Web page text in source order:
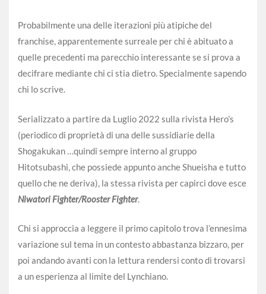
Probabilmente una delle iterazioni più atipiche del
franchise, apparentemente surreale per chi è abituato a
quelle precedenti ma parecchio interessante se si prova a
decifrare mediante chi ci stia dietro. Specialmente sapendo
chi lo scrive.
Serializzato a partire da Luglio 2022 sulla rivista Hero’s
(periodico di proprietà di una delle sussidiarie della
Shogakukan …quindi sempre interno al gruppo
Hitotsubashi, che possiede appunto anche Shueisha e tutto
quello che ne deriva), la stessa rivista per capirci dove esce
Niwatori Fighter/Rooster Fighter.
Chi si approccia a leggere il primo capitolo trova l’ennesima
variazione sul tema in un contesto abbastanza bizzaro, per
poi andando avanti con la lettura rendersi conto di trovarsi
a un esperienza al limite del Lynchiano.